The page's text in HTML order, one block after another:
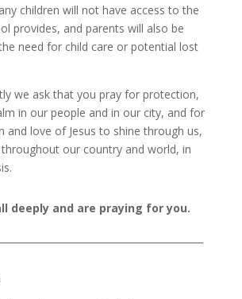
children will not have access to the
provides, and parents will also be
need for child care or potential lost
we ask that you pray for protection,
in our people and in our city, and for
and love of Jesus to shine through us,
our country and world, in
deeply and are praying for you.